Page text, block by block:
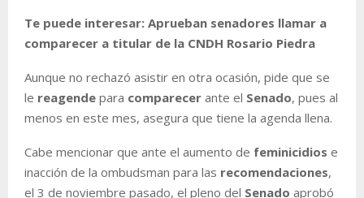
Te puede interesar: Aprueban senadores llamar a
comparecer a titular de la CNDH Rosario Piedra
Aunque no rechazó asistir en otra ocasión, pide que se
le reagende para comparecer ante el Senado, pues al
menos en este mes, asegura que tiene la agenda llena.
Cabe mencionar que ante el aumento de feminicidios e
inacción de la ombudsman para las recomendaciones,
el 3 de noviembre pasado, el pleno del Senado aprobó